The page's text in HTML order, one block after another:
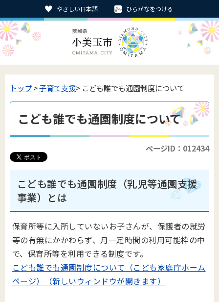
やさしい日本語 ひらがなをつける
トップ>子育て支援> こども誰でも通園制度について
こども誰でも通園制度について
ページID：012434
こども誰でも通園制度（乳児等通園支援
事業）とは
保育所等に入所していないお子さんが、保護者の就労
等の有無にかかわらず、月一定時間の利用可能枠の中
で、保育所等を利用できる制度です。
こども誰でも通園制度について（こども家庭庁ホーム
ページ）（新しいウィンドウが開きます）